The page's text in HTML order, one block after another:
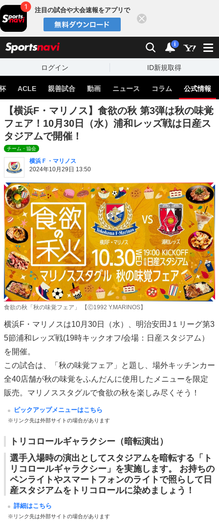
注目の試合や大会速報をアプリで
検索 通知
i
ログイン ID新規取得
ACLE 親善試合 動画 ニュース コラム 公式情報
【横浜F・マリノス】食欲の秋 第3弾は秋の味覚
フェア！10月30日（水）浦和レッズ戦は日産ス
タジアムで開催！
チーム・協会
横浜Ｆ・マリノス
2024年10月29日 13:50
食欲の秋「秋の味覚フェア」 【Ⓒ1992 Y.MARINOS】
横浜F・マリノスは10月30日（水）、明治安田J１リーグ第3
5節浦和レッズ戦(19時キックオフ/会場：日産スタジアム）
を開催。
この試合は、「秋の味覚フェア」と題し、場外キッチンカー
全40店舗が秋の味覚をふんだんに使用したメニューを限定
販売。マリノススタグルで食欲の秋を楽しみ尽くそう！
ピックアップメニューはこちら
※リンク先は外部サイトの場合があります
トリコロールギャラクシー（暗転演出）
選手入場時の演出としてスタジアムを暗転する「ト
リコロールギャラクシー」を実施します。 お持ちの
ペンライトやスマートフォンのライトで照らして日
産スタジアムをトリコロールに染めましょう！
詳細はこちら
※リンク先は外部サイトの場合があります